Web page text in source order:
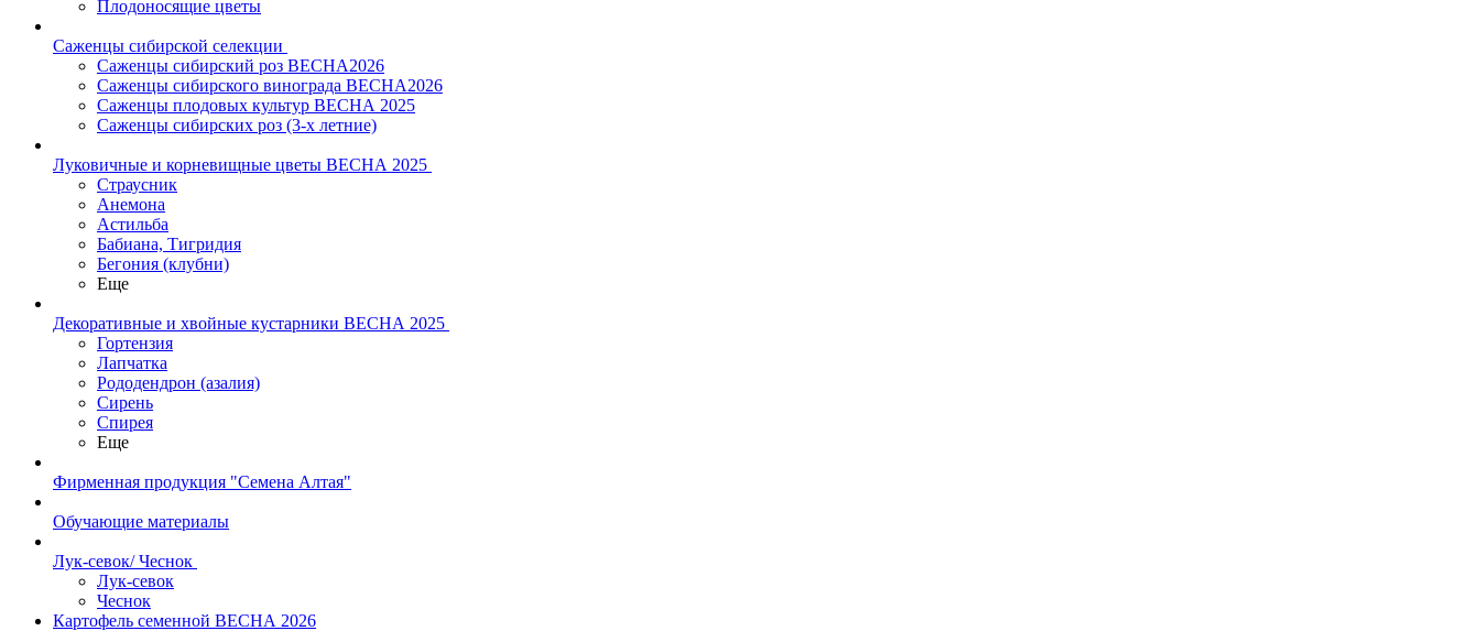
Плодоносящие цветы
Саженцы сибирской селекции
Саженцы сибирский роз ВЕСНА2026
Саженцы сибирского винограда ВЕСНА2026
Саженцы плодовых культур ВЕСНА 2025
Саженцы сибирских роз (3-х летние)
Луковичные и корневищные цветы ВЕСНА 2025
Страусник
Анемона
Астильба
Бабиана, Тигридия
Бегония (клубни)
Еще
Декоративные и хвойные кустарники ВЕСНА 2025
Гортензия
Лапчатка
Рододендрон (азалия)
Сирень
Спирея
Еще
Фирменная продукция "Семена Алтая"
Обучающие материалы
Лук-севок/ Чеснок
Лук-севок
Чеснок
Картофель семенной ВЕСНА 2026